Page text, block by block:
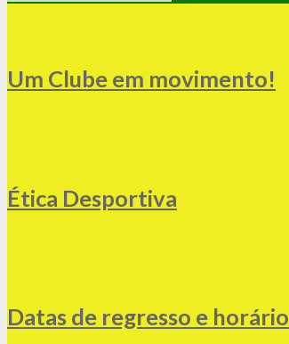
Um Clube em movimento!
Ética Desportiva
Datas de regresso e